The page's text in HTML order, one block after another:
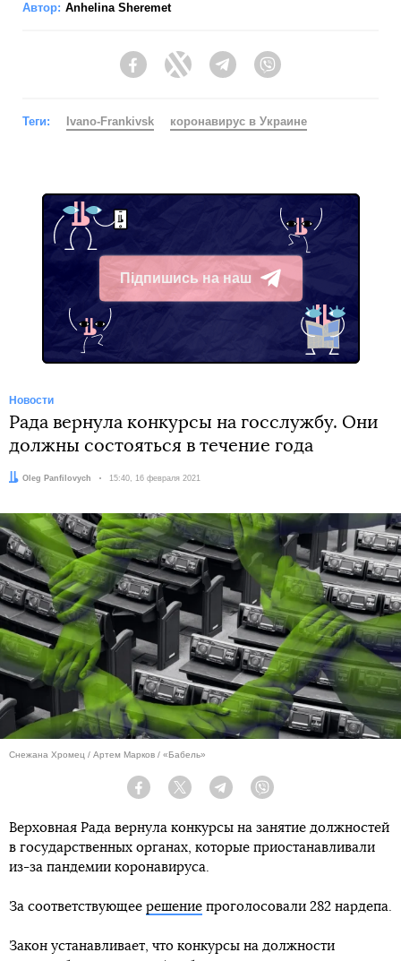
Автор: Anhelina Sheremet
FacebookTwitter Telegram
Теги: Ivano-Frankivsk коронавирус в Украине
Підпишись на наш
Telegram
Новости
Рада вернула конкурсы на госслужбу. Они
должны состояться в течение года
Автор:
Oleg Panfilovych Дата:
15:40, 16 февраля 2021
Снежана Хромец / Артем Марков / «Бабель»
Facebook Twitter Telegram
Верховная Рада вернула конкурсы на занятие должностей
в государственных органах, которые приостанавливали
из-за пандемии коронавируса.
За соответствующее решение проголосовали 282 нардепа.
Закон устанавливает, что конкурсы на должности